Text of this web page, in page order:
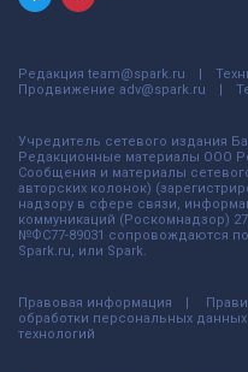
Редакция team@spark.ru
Продвижение adv@spark.ru
Учредитель сетевого издания
Редакционные материалы ООО
Сообщения и материалы
авторских колонок)
надзору в сфере связи,
коммуникаций (Роскомнадзор)
№ФС77-89031 сопровождаются
Spark.ru, или Spark.
Правовая информация
обработки персональных данных
технологий